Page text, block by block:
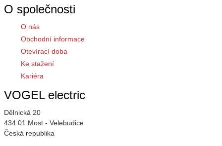
O společnosti
O nás
Obchodní informace
Otevírací doba
Ke stažení
Kariéra
VOGEL electric
Dělnická 20
434 01 Most - Velebudice
Česká republika